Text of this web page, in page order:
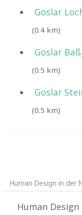
Goslar
(0.4 km)
Goslar
(0.5 km)
Goslar
(0.5 km)
Human Design in der
Human